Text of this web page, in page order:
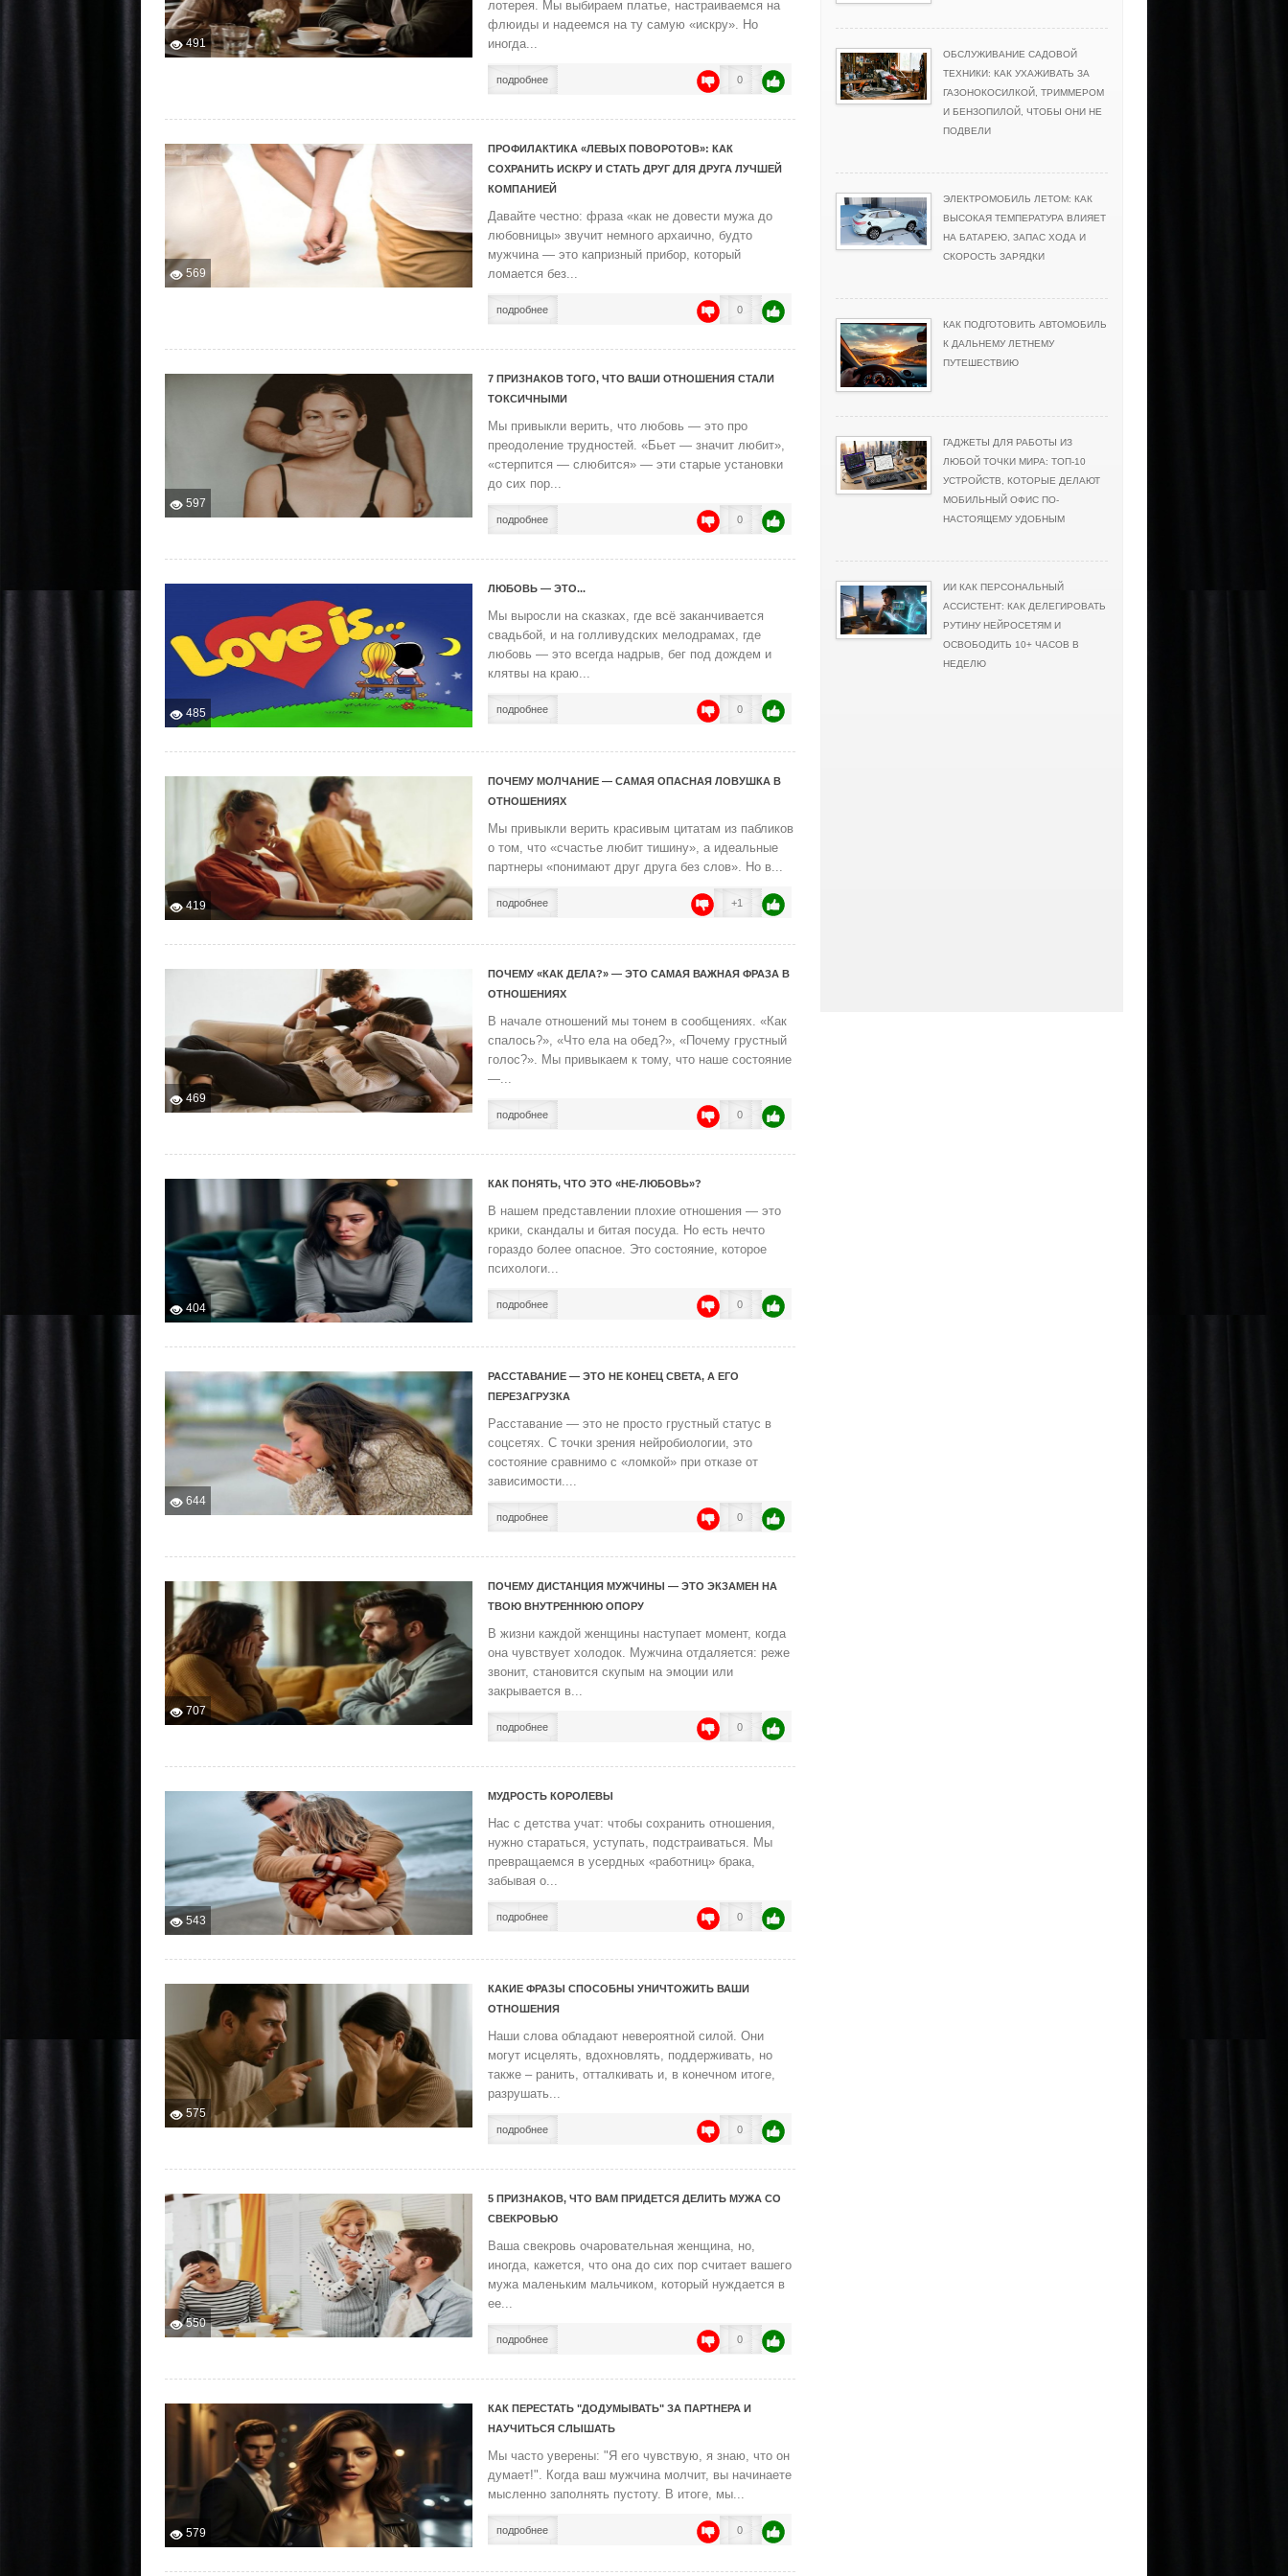
491
лотерея. Мы выбираем платье, настраиваемся на
флюиды и надеемся на ту самую «искру». Но
иногда...
подробнее 0
569
ПРОФИЛАКТИКА «ЛЕВЫХ ПОВОРОТОВ»: КАК
СОХРАНИТЬ ИСКРУ И СТАТЬ ДРУГ ДЛЯ ДРУГА ЛУЧШЕЙ
КОМПАНИЕЙ
Давайте честно: фраза «как не довести мужа до
любовницы» звучит немного архаично, будто
мужчина — это капризный прибор, который
ломается без...
подробнее 0
597
7 ПРИЗНАКОВ ТОГО, ЧТО ВАШИ ОТНОШЕНИЯ СТАЛИ
ТОКСИЧНЫМИ
Мы привыкли верить, что любовь — это про
преодоление трудностей. «Бьет — значит любит»,
«стерпится — слюбится» — эти старые установки
до сих пор...
подробнее 0
485
ЛЮБОВЬ — ЭТО...
Мы выросли на сказках, где всё заканчивается
свадьбой, и на голливудских мелодрамах, где
любовь — это всегда надрыв, бег под дождем и
клятвы на краю...
подробнее 0
419
ПОЧЕМУ МОЛЧАНИЕ — САМАЯ ОПАСНАЯ ЛОВУШКА В
ОТНОШЕНИЯХ
Мы привыкли верить красивым цитатам из пабликов
о том, что «счастье любит тишину», а идеальные
партнеры «понимают друг друга без слов». Но в...
подробнее +1
469
ПОЧЕМУ «КАК ДЕЛА?» — ЭТО САМАЯ ВАЖНАЯ ФРАЗА В
ОТНОШЕНИЯХ
В начале отношений мы тонем в сообщениях. «Как
спалось?», «Что ела на обед?», «Почему грустный
голос?». Мы привыкаем к тому, что наше состояние
—...
подробнее 0
404
КАК ПОНЯТЬ, ЧТО ЭТО «НЕ-ЛЮБОВЬ»?
В нашем представлении плохие отношения — это
крики, скандалы и битая посуда. Но есть нечто
гораздо более опасное. Это состояние, которое
психологи...
подробнее 0
644
РАССТАВАНИЕ — ЭТО НЕ КОНЕЦ СВЕТА, А ЕГО
ПЕРЕЗАГРУЗКА
Расставание — это не просто грустный статус в
соцсетях. С точки зрения нейробиологии, это
состояние сравнимо с «ломкой» при отказе от
зависимости....
подробнее 0
707
ПОЧЕМУ ДИСТАНЦИЯ МУЖЧИНЫ — ЭТО ЭКЗАМЕН НА
ТВОЮ ВНУТРЕННЮЮ ОПОРУ
В жизни каждой женщины наступает момент, когда
она чувствует холодок. Мужчина отдаляется: реже
звонит, становится скупым на эмоции или
закрывается в...
подробнее 0
543
МУДРОСТЬ КОРОЛЕВЫ
Нас с детства учат: чтобы сохранить отношения,
нужно стараться, уступать, подстраиваться. Мы
превращаемся в усердных «работниц» брака,
забывая о...
подробнее 0
575
КАКИЕ ФРАЗЫ СПОСОБНЫ УНИЧТОЖИТЬ ВАШИ
ОТНОШЕНИЯ
Наши слова обладают невероятной силой. Они
могут исцелять, вдохновлять, поддерживать, но
также – ранить, отталкивать и, в конечном итоге,
разрушать...
подробнее 0
550
5 ПРИЗНАКОВ, ЧТО ВАМ ПРИДЕТСЯ ДЕЛИТЬ МУЖА СО
СВЕКРОВЬЮ
Ваша свекровь очаровательная женщина, но,
иногда, кажется, что она до сих пор считает вашего
мужа маленьким мальчиком, который нуждается в
ее...
подробнее 0
579
КАК ПЕРЕСТАТЬ "ДОДУМЫВАТЬ" ЗА ПАРТНЕРА И
НАУЧИТЬСЯ СЛЫШАТЬ
Мы часто уверены: "Я его чувствую, я знаю, что он
думает!". Когда ваш мужчина молчит, вы начинаете
мысленно заполнять пустоту. В итоге, мы...
подробнее 0
ОБСЛУЖИВАНИЕ САДОВОЙ
ТЕХНИКИ: КАК УХАЖИВАТЬ ЗА
ГАЗОНОКОСИЛКОЙ, ТРИММЕРОМ
И БЕНЗОПИЛОЙ, ЧТОБЫ ОНИ НЕ
ПОДВЕЛИ
ЭЛЕКТРОМОБИЛЬ ЛЕТОМ: КАК
ВЫСОКАЯ ТЕМПЕРАТУРА ВЛИЯЕТ
НА БАТАРЕЮ, ЗАПАС ХОДА И
СКОРОСТЬ ЗАРЯДКИ
КАК ПОДГОТОВИТЬ АВТОМОБИЛЬ
К ДАЛЬНЕМУ ЛЕТНЕМУ
ПУТЕШЕСТВИЮ
ГАДЖЕТЫ ДЛЯ РАБОТЫ ИЗ
ЛЮБОЙ ТОЧКИ МИРА: ТОП-10
УСТРОЙСТВ, КОТОРЫЕ ДЕЛАЮТ
МОБИЛЬНЫЙ ОФИС ПО-
НАСТОЯЩЕМУ УДОБНЫМ
ИИ КАК ПЕРСОНАЛЬНЫЙ
АССИСТЕНТ: КАК ДЕЛЕГИРОВАТЬ
РУТИНУ НЕЙРОСЕТЯМ И
ОСВОБОДИТЬ 10+ ЧАСОВ В
НЕДЕЛЮ